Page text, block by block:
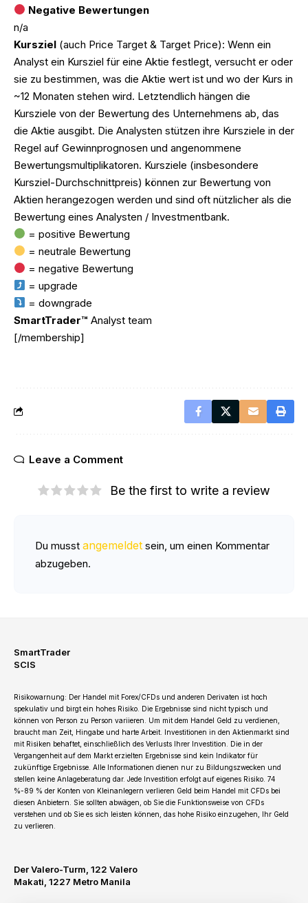
Negative Bewertungen
n/a
Kursziel (auch Price Target & Target Price): Wenn ein
Analyst ein Kursziel für eine Aktie festlegt, versucht er oder
sie zu bestimmen, was die Aktie wert ist und wo der Kurs in
~12 Monaten stehen wird. Letztendlich hängen die
Kursziele von der Bewertung des Unternehmens ab, das
die Aktie ausgibt. Die Analysten stützen ihre Kursziele in der
Regel auf Gewinnprognosen und angenommene
Bewertungsmultiplikatoren. Kursziele (insbesondere
Kursziel-Durchschnittpreis) können zur Bewertung von
Aktien herangezogen werden und sind oft nützlicher als die
Bewertung eines Analysten / Investmentbank.
= positive Bewertung
= neutrale Bewertung
= negative Bewertung
= upgrade
= downgrade
SmartTrader™ Analyst team
[/membership]
Leave a Comment
Be the first to write a review
Du musst angemeldet sein, um einen Kommentar
abzugeben.
SmartTrader
SCIS
Risikowarnung: Der Handel mit Forex/CFDs und anderen Derivaten ist hoch
spekulativ und birgt ein hohes Risiko. Die Ergebnisse sind nicht typisch und
können von Person zu Person variieren. Um mit dem Handel Geld zu verdienen,
braucht man Zeit, Hingabe und harte Arbeit. Investitionen in den Aktienmarkt sind
mit Risiken behaftet, einschließlich des Verlusts Ihrer Investition. Die in der
Vergangenheit auf dem Markt erzielten Ergebnisse sind kein Indikator für
zukünftige Ergebnisse. Alle Informationen dienen nur zu Bildungszwecken und
stellen keine Anlageberatung dar. Jede Investition erfolgt auf eigenes Risiko. 74
%-89 % der Konten von Kleinanlegern verlieren Geld beim Handel mit CFDs bei
diesen Anbietern. Sie sollten abwägen, ob Sie die Funktionsweise von CFDs
verstehen und ob Sie es sich leisten können, das hohe Risiko einzugehen, Ihr Geld
zu verlieren.
Der Valero-Turm, 122 Valero
Makati, 1227 Metro Manila